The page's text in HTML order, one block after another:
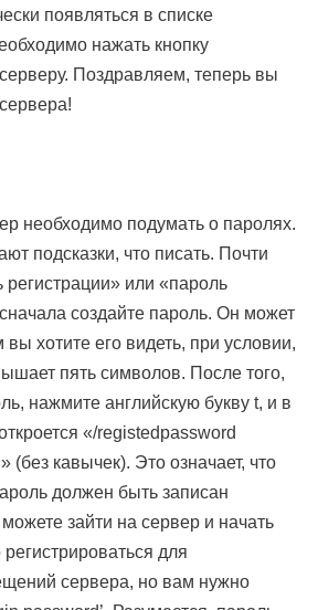
появляться в списке
нажать кнопку
Поздравляем, теперь вы
необходимо подумать о паролях.
подсказки, что писать. Почти
регистрации» или «пароль
создайте пароль. Он может
хотите его видеть, при условии,
пять символов. После того,
нажмите английскую букву t, и в
«/registedpassword
(без кавычек). Это означает, что
должен быть записан
зайти на сервер и начать
для
сервера, но вам нужно